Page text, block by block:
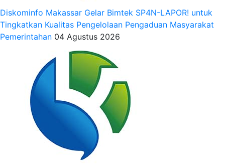
Diskominfo Makassar Gelar Bimtek SP4N-LAPOR! untuk
Tingkatkan Kualitas Pengelolaan Pengaduan Masyarakat
Pemerintahan 04 Agustus 2026